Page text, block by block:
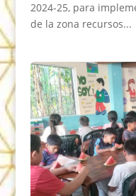
2024-25, para
de la zona recursos...